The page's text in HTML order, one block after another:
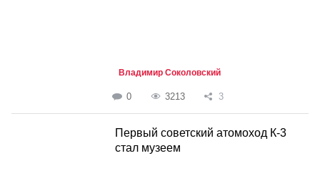
Владимир Соколовский
0 3213 3
Первый советский атомоход К-3
стал музеем